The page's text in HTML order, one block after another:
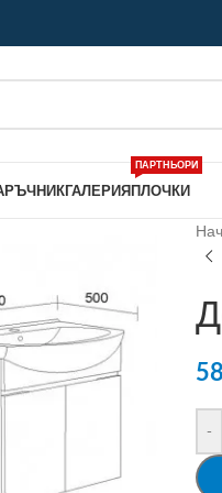
ГАЛЕРИЯПЛОЧКИ
ПАРТНЬОРИ
-